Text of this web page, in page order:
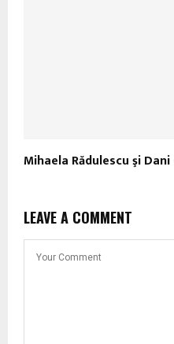
Mihaela Rădulescu şi
LEAVE A COMMENT